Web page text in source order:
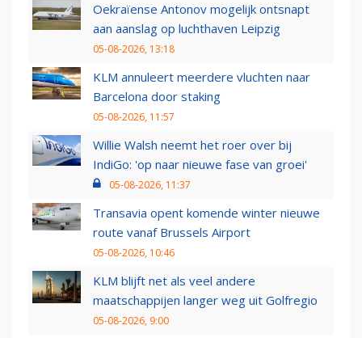
Oekraïense Antonov mogelijk ontsnapt
aan aanslag op luchthaven Leipzig
05-08-2026, 13:18
KLM annuleert meerdere vluchten naar
Barcelona door staking
05-08-2026, 11:57
Willie Walsh neemt het roer over bij
IndiGo: 'op naar nieuwe fase van groei'
05-08-2026, 11:37
Transavia opent komende winter nieuwe
route vanaf Brussels Airport
05-08-2026, 10:46
KLM blijft net als veel andere
maatschappijen langer weg uit Golfregio
05-08-2026, 9:00